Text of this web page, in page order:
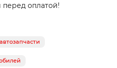
перед оплатой!